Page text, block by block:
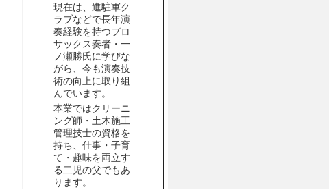
現在は、進駐軍ク
ラブなどで長年演
奏経験を持つプロ
サックス奏者・一
ノ瀬勝氏に学びな
がら、今も演奏技
術の向上に取り組
んでいます。
本業ではクリーニ
ング師・土木施工
管理技士の資格を
持ち、仕事・子育
て・趣味を両立す
る二児の父でもあ
ります。